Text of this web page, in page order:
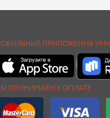
ПРИЛОЖЕНИЯ
ПРИНИМАЕМ К ОПЛАТЕ